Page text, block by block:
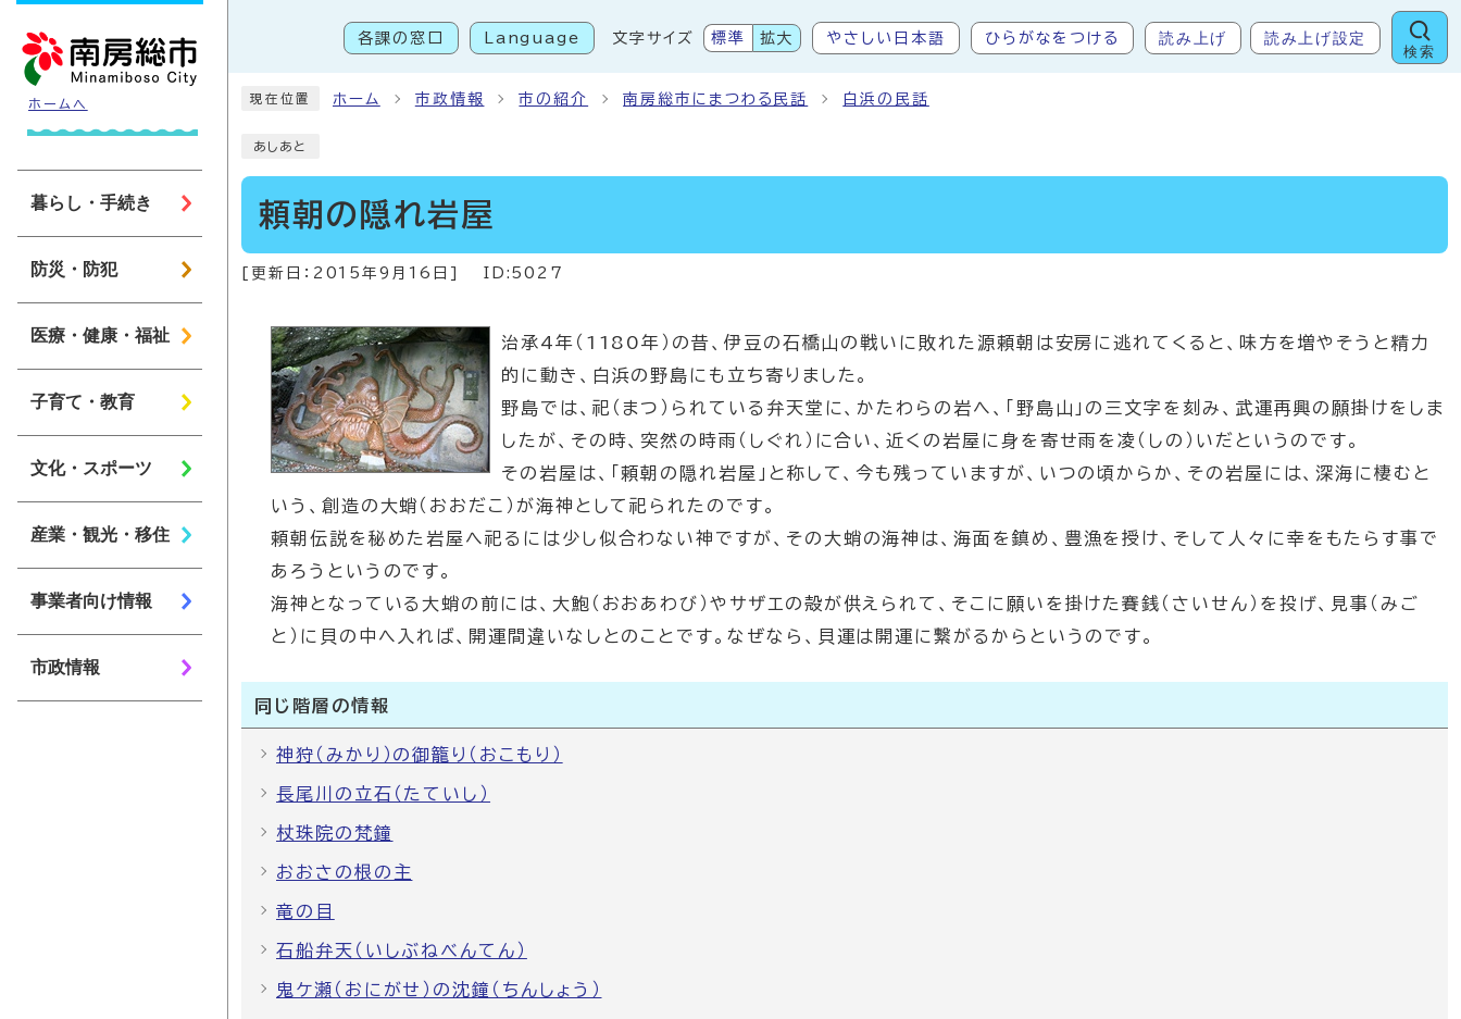
各課の窓口 Language 文字サイズ 標準 拡大 やさしい日本語 ひらがなをつける 読み上げ 読み上げ設定
検索
ホームへ
暮らし・手続き
防災・防犯
医療・健康・福祉
子育て・教育
文化・スポーツ
産業・観光・移住
事業者向け情報
市政情報
現在位置 ホーム 市政情報 市の紹介 南房総市にまつわる民話 白浜の民話
あしあと
頼朝の隠れ岩屋
[更新日： 2015年9月16日 ID:5027
治承4年（1180年）の昔、伊豆の石橋山の戦いに敗れた源頼朝は安房に逃れてくると、味方を増やそうと精力
的に動き、白浜の野島にも立ち寄りました。
野島では、祀（まつ）られている弁天堂に、かたわらの岩へ、「野島山」の三文字を刻み、武運再興の願掛けをしま
したが、その時、突然の時雨（しぐれ）に合い、近くの岩屋に身を寄せ雨を凌（しの）いだというのです。
その岩屋は、「頼朝の隠れ岩屋」と称して、今も残っていますが、いつの頃からか、その岩屋には、深海に棲むと
いう、創造の大蛸（おおだこ）が海神として祀られたのです。
頼朝伝説を秘めた岩屋へ祀るには少し似合わない神ですが、その大蛸の海神は、海面を鎮め、豊漁を授け、そして人々に幸をもたらす事で
あろうというのです。
海神となっている大蛸の前には、大鮑（おおあわび）やサザエの殻が供えられて、そこに願いを掛けた賽銭（さいせん）を投げ、見事（みご
と）に貝の中へ入れば、開運間違いなしとのことです。なぜなら、貝運は開運に繋がるからというのです。
同じ階層の情報
神狩（みかり）の御籠り（おこもり）
長尾川の立石（たていし）
杖珠院の梵鐘
おおさの根の主
竜の目
石船弁天（いしぶねべんてん）
鬼ケ瀬（おにがせ）の沈鐘（ちんしょう）